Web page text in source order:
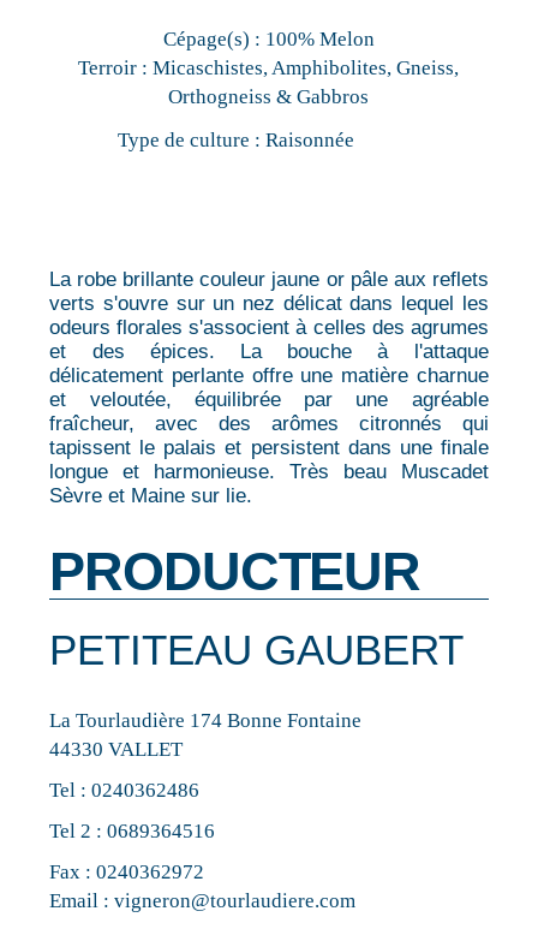
Cépage(s) : 100% Melon
Terroir : Micaschistes, Amphibolites, Gneiss,
Orthogneiss & Gabbros
Type de culture : Raisonnée
La robe brillante couleur jaune or pâle aux reflets
verts s'ouvre sur un nez délicat dans lequel les
odeurs florales s'associent à celles des agrumes
et des épices. La bouche à l'attaque
délicatement perlante offre une matière charnue
et veloutée, équilibrée par une agréable
fraîcheur, avec des arômes citronnés qui
tapissent le palais et persistent dans une finale
longue et harmonieuse. Très beau Muscadet
Sèvre et Maine sur lie.
PRODUCTEUR
PETITEAU GAUBERT
La Tourlaudière 174 Bonne Fontaine
44330 VALLET
Tel :0240362486
Tel 2 :0689364516
Fax : 0240362972
Email :vigneron@tourlaudiere.com